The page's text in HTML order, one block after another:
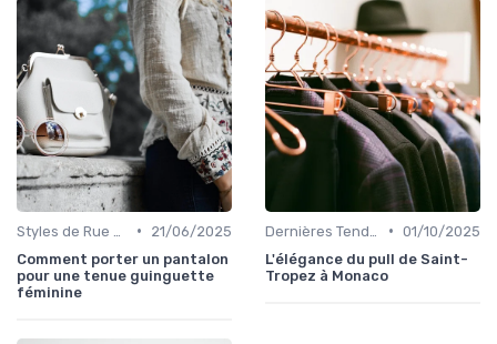
•
21/06/2025
Comment porter un pantalon
pour une tenue guinguette
féminine
• 01/10/2025
L'élégance du pull de Saint-
Tropez à Monaco